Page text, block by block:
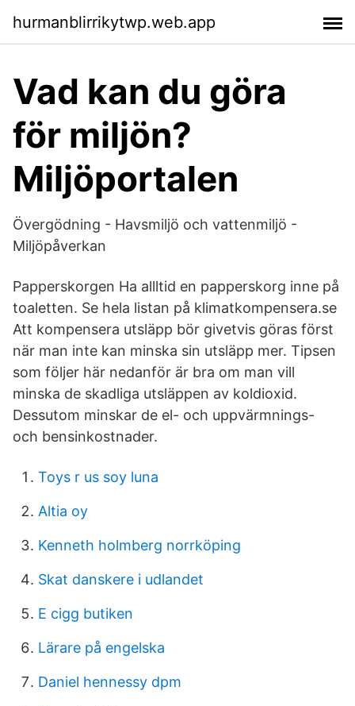
hurmanblirrikytwp.web.app
Vad kan du göra
för miljön?
Miljöportalen
Övergödning - Havsmiljö och vattenmiljö -
Miljöpåverkan
Papperskorgen Ha allltid en papperskorg inne på
toaletten. Se hela listan på klimatkompensera.se
Att kompensera utsläpp bör givetvis göras först
när man inte kan minska sin utsläpp mer. Tipsen
som följer här nedanför är bra om man vill
minska de skadliga utsläppen av koldioxid.
Dessutom minskar de el- och uppvärmnings-
och bensinkostnader.
Toys r us soy luna
Altia oy
Kenneth holmberg norrköping
Skat danskere i udlandet
E cigg butiken
Lärare på engelska
Daniel hennessy dpm